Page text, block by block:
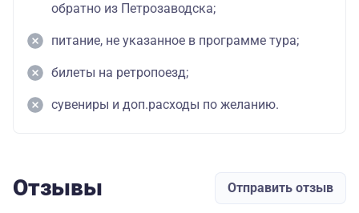
обратно из Петрозаводска;
питание, не указанное в программе тура;
билеты на ретропоезд;
сувениры и доп.расходы по желанию.
Отзывы Отправить отзыв